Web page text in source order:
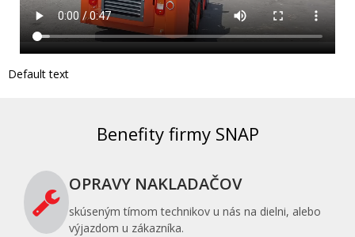
Default text
Benefity firmy SNAP
OPRAVY NAKLADAČOV
skúseným tímom technikov u nás na dielni, alebo
výjazdom u zákazníka.